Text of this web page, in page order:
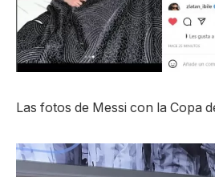
Las fotos de Messi con la Copa